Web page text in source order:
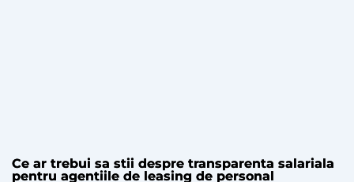
Ce ar trebui sa stii despre transparenta salariala
pentru agentiile de leasing de personal